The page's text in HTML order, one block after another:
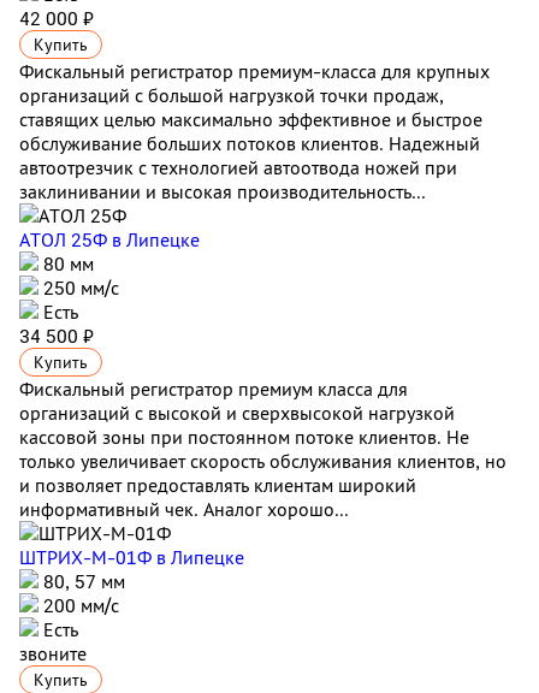
42 000 ₽
Купить
Фискальный регистратор премиум-класса для крупных
организаций с большой нагрузкой точки продаж,
ставящих целью максимально эффективное и быстрое
обслуживание больших потоков клиентов. Надежный
автоотрезчик с технологией автоотвода ножей при
заклинивании и высокая производительность...
АТОЛ 25Ф в Липецке
80 мм
250 мм/с
Есть
34 500 ₽
Купить
Фискальный регистратор премиум класса для
организаций с высокой и сверхвысокой нагрузкой
кассовой зоны при постоянном потоке клиентов. Не
только увеличивает скорость обслуживания клиентов, но
и позволяет предоставлять клиентам широкий
информативный чек. Аналог хорошо...
ШТРИХ-М-01Ф в Липецке
80, 57 мм
200 мм/с
Есть
звоните
Купить